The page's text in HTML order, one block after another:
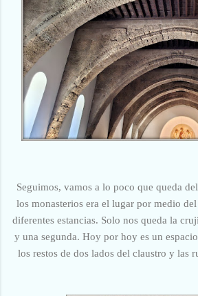
Seguimos, vamos a lo poco que queda
los monasterios era el lugar por medio
diferentes estancias. Solo nos queda la
y una segunda. Hoy por hoy es un
los restos de dos lados del claustro y las